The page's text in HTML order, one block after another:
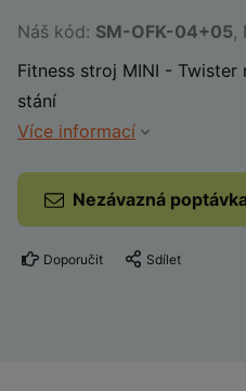
Náš kód: SM-OFK-04+05,
Fitness stroj MINI - Twister
stání
Více informací
Nezávazná
Doporučit Sdílet